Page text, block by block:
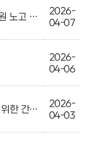
2026년 제1차 노사민정협의회 개최 등 직원 노고 격려
2026-
04-07
2026-
04-06
보훈대상자 예우 및 복지 향상 방안 논의를 위한 간담회 외 2
2026-
04-03